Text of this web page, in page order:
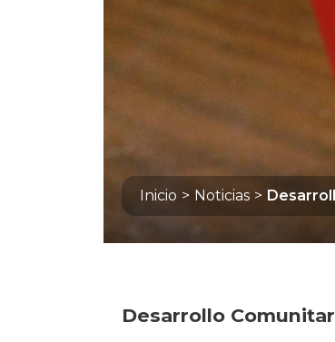
Inicio > Noticias >
Desarrollo